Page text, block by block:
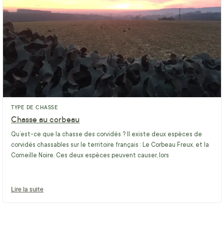
TYPE DE CHASSE
Chasse au corbeau
Qu’est-ce que la chasse des corvidés ? Il existe deux espèces de
corvidés chassables sur le territoire français : Le Corbeau Freux, et la
Corneille Noire. Ces deux espèces peuvent causer, lors
Lire la suite